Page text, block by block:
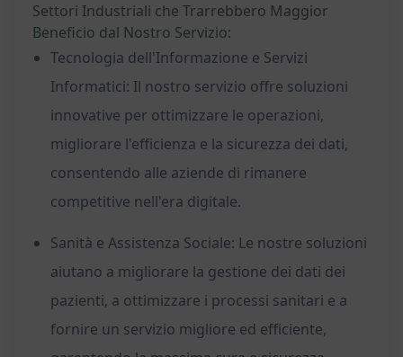
Settori Industriali che Trarrebbero Maggior
Beneficio dal Nostro Servizio:
Tecnologia dell'Informazione e Servizi
Informatici: Il nostro servizio offre soluzioni
innovative per ottimizzare le operazioni,
migliorare l'efficienza e la sicurezza dei dati,
consentendo alle aziende di rimanere
competitive nell'era digitale.
Sanità e Assistenza Sociale: Le nostre soluzioni
aiutano a migliorare la gestione dei dati dei
pazienti, a ottimizzare i processi sanitari e a
fornire un servizio migliore ed efficiente,